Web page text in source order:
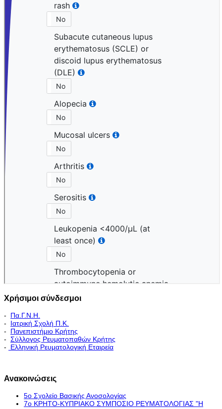
Χρήσιμοι σύνδεσμοι
- Πα.Γ.Ν.Η.
- Ιατρική Σχολή Π.Κ.
- Πανεπιστήμιο Κρήτης
- Σύλλογος Ρευματοπαθών Κρήτης
-
Ελληνική Ρευματολογική Εταιρεία
Ανακοινώσεις
5ο Σχολείο Βασικής Ανοσολογίας
7ο ΚΡΗΤΟ-ΚΥΠΡΙΑΚΟ ΣΥΜΠΟΣΙΟ ΡΕΥΜΑΤΟΛΟΓΙΑΣ "H